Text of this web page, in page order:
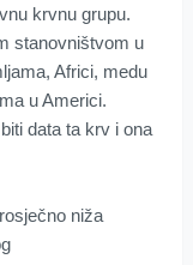
krvnu grupu.
stanovništvom u
Africi, medu
u Americi.
data ta krv i ona
niža